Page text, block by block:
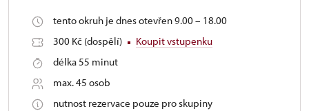
tento okruh je dnes otevřen 9.00 – 18.00
300 Kč (dospělí)
Koupit vstupenku
délka 55 minut
max. 45 osob
nutnost rezervace pouze pro skupiny